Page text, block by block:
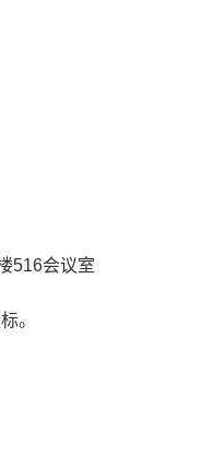
516会议室
。